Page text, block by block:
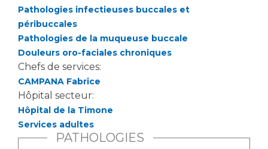
Qualité
Nos indicateurs qualité et de sécurité des soins
Protection des données
Documents utiles
Pathologies infectieuses buccales et
péribuccales
Pathologies de la muqueuse buccale
Douleurs oro-faciales chroniques
Chefs de services:
CAMPANA Fabrice
Hôpital secteur:
Hôpital de la Timone
Services adultes
PATHOLOGIES